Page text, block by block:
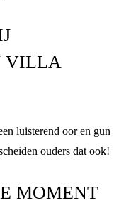
VILLA
luisterend oor en gun
ouders dat ook!
MOMENT